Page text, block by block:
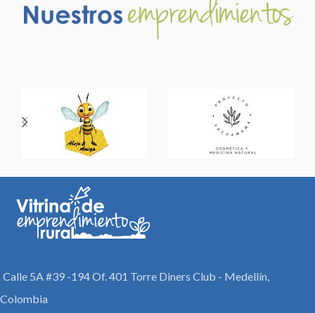
Calle 5A #39 -194 Of. 401 Torre Diners Club - Medellín,
Colombia